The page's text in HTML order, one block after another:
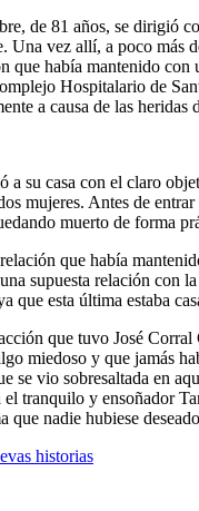
de 81 años, se
Una vez allí, a poco
había mantenido
Hospitalario de
a causa de las heridas
a su casa con el claro
mujeres. Antes de
muerto de forma
que había
supuesta relación
que esta última estaba
que tuvo José
miedoso y que jamás
se vio sobresaltada en
tranquilo y ensoñador
nadie hubiese
historias